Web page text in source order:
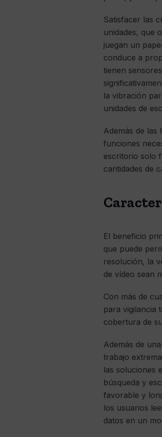
Satisfacer las
unidades, que
juegan un
conduce a
tienen
la vibración
unidades de
Además de las
funciones
escritorio solo
cantidades de
El beneficio
que puede
resolución, la
de vídeo sean
Con más de
para vigilancia
cobertura de
Además de
trabajo
las soluciones
búsqueda y
favorable y
los usuarios
datos en un